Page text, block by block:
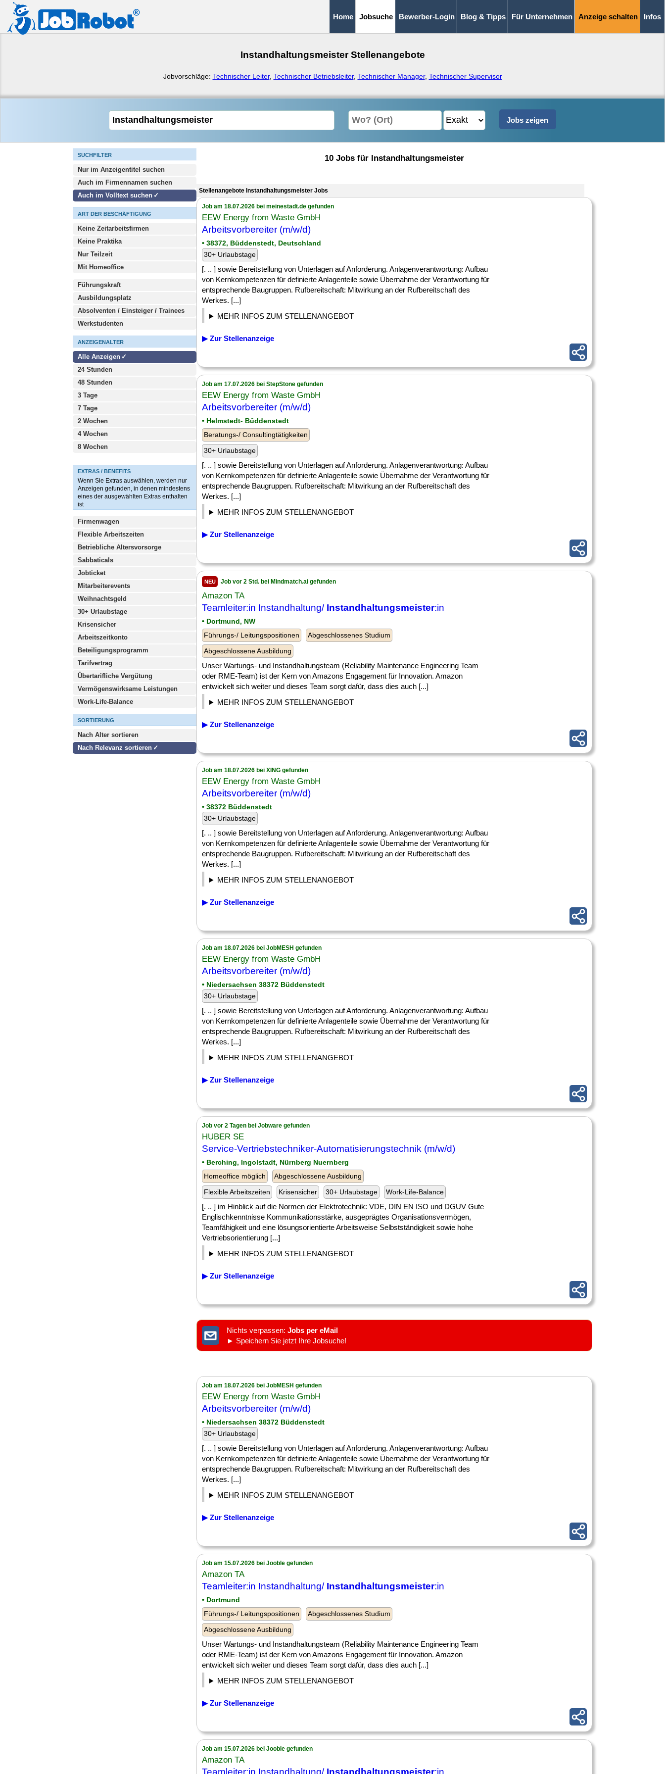
Home Jobsuche Bewerber-Login Blog & Tipps Für Unternehmen Anzeige schalten Infos
Instandhaltungsmeister Stellenangebote
Jobvorschläge: Technischer Leiter, Technischer Betriebsleiter, Technischer Manager, Technischer Supervisor
SUCHFILTER
Nur im Anzeigentitel suchen
Auch im Firmennamen suchen
Auch im Volltext suchen
ART DER BESCHÄFTIGUNG
Keine Zeitarbeitsfirmen
Keine Praktika
Nur Teilzeit
Mit Homeoffice
Führungskraft
Ausbildungsplatz
Absolventen / Einsteiger / Trainees
Werkstudenten
ANZEIGENALTER
Alle Anzeigen
24 Stunden
48 Stunden
3 Tage
7 Tage
2 Wochen
4 Wochen
8 Wochen
EXTRAS / BENEFITS
Wenn Sie Extras auswählen, werden nur
Anzeigen gefunden, in denen mindestens
eines der ausgewählten Extras enthalten
ist
Firmenwagen
Flexible Arbeitszeiten
Betriebliche Altersvorsorge
Sabbaticals
Jobticket
Mitarbeiterevents
Weihnachtsgeld
30+ Urlaubstage
Krisensicher
Arbeitszeitkonto
Beteiligungsprogramm
Tarifvertrag
Übertarifliche Vergütung
Vermögenswirksame Leistungen
Work-Life-Balance
SORTIERUNG
Nach Alter sortieren
Nach Relevanz sortieren
10 Jobs für Instandhaltungsmeister
Stellenangebote Instandhaltungsmeister Jobs
Job am 18.07.2026 bei meinestadt.de gefunden
EEW Energy from Waste GmbH
Arbeitsvorbereiter (m/w/d)
• 38372, Büddenstedt, Deutschland
30+ Urlaubstage
[. .. ] sowie Bereitstellung von Unterlagen auf Anforderung. Anlagenverantwortung: Aufbau
von Kernkompetenzen für definierte Anlagenteile sowie Übernahme der Verantwortung für
entsprechende Baugruppen. Rufbereitschaft: Mitwirkung an der Rufbereitschaft des
Werkes. [...]
MEHR INFOS ZUM STELLENANGEBOT
▶ Zur Stellenanzeige
Job am 17.07.2026 bei StepStone gefunden
EEW Energy from Waste GmbH
Arbeitsvorbereiter (m/w/d)
• Helmstedt- Büddenstedt
Beratungs-/ Consultingtätigkeiten
30+ Urlaubstage
[. .. ] sowie Bereitstellung von Unterlagen auf Anforderung. Anlagenverantwortung: Aufbau
von Kernkompetenzen für definierte Anlagenteile sowie Übernahme der Verantwortung für
entsprechende Baugruppen. Rufbereitschaft: Mitwirkung an der Rufbereitschaft des
Werkes. [...]
MEHR INFOS ZUM STELLENANGEBOT
▶ Zur Stellenanzeige
NEU Job vor 2 Std. bei Mindmatch.ai gefunden
Amazon TA
Teamleiter:in Instandhaltung/ Instandhaltungsmeister:in
• Dortmund, NW
Führungs-/ Leitungspositionen
Abgeschlossenes Studium
Abgeschlossene Ausbildung
Unser Wartungs- und Instandhaltungsteam (Reliability Maintenance Engineering Team
oder RME-Team) ist der Kern von Amazons Engagement für Innovation. Amazon
entwickelt sich weiter und dieses Team sorgt dafür, dass dies auch [...]
MEHR INFOS ZUM STELLENANGEBOT
▶ Zur Stellenanzeige
Job am 18.07.2026 bei XING gefunden
EEW Energy from Waste GmbH
Arbeitsvorbereiter (m/w/d)
• 38372 Büddenstedt
30+ Urlaubstage
[. .. ] sowie Bereitstellung von Unterlagen auf Anforderung. Anlagenverantwortung: Aufbau
von Kernkompetenzen für definierte Anlagenteile sowie Übernahme der Verantwortung für
entsprechende Baugruppen. Rufbereitschaft: Mitwirkung an der Rufbereitschaft des
Werkes. [...]
MEHR INFOS ZUM STELLENANGEBOT
▶ Zur Stellenanzeige
Job am 18.07.2026 bei JobMESH gefunden
EEW Energy from Waste GmbH
Arbeitsvorbereiter (m/w/d)
• Niedersachsen 38372 Büddenstedt
30+ Urlaubstage
[. .. ] sowie Bereitstellung von Unterlagen auf Anforderung. Anlagenverantwortung: Aufbau
von Kernkompetenzen für definierte Anlagenteile sowie Übernahme der Verantwortung für
entsprechende Baugruppen. Rufbereitschaft: Mitwirkung an der Rufbereitschaft des
Werkes. [...]
MEHR INFOS ZUM STELLENANGEBOT
▶ Zur Stellenanzeige
Job vor 2 Tagen bei Jobware gefunden
HUBER SE
Service-Vertriebstechniker-Automatisierungstechnik (m/w/d)
• Berching, Ingolstadt, Nürnberg Nuernberg
Homeoffice möglich
Abgeschlossene Ausbildung
Flexible Arbeitszeiten
Krisensicher 30+ Urlaubstage Work-Life-Balance
[. .. ] im Hinblick auf die Normen der Elektrotechnik: VDE, DIN EN ISO und DGUV Gute
Englischkenntnisse Kommunikationsstärke, ausgeprägtes Organisationsvermögen,
Teamfähigkeit und eine lösungsorientierte Arbeitsweise Selbstständigkeit sowie hohe
Vertriebsorientierung [...]
MEHR INFOS ZUM STELLENANGEBOT
▶ Zur Stellenanzeige
Nichts verpassen: Jobs per eMail
► Speichern Sie jetzt Ihre Jobsuche!
Job am 18.07.2026 bei JobMESH gefunden
EEW Energy from Waste GmbH
Arbeitsvorbereiter (m/w/d)
• Niedersachsen 38372 Büddenstedt
30+ Urlaubstage
[. .. ] sowie Bereitstellung von Unterlagen auf Anforderung. Anlagenverantwortung: Aufbau
von Kernkompetenzen für definierte Anlagenteile sowie Übernahme der Verantwortung für
entsprechende Baugruppen. Rufbereitschaft: Mitwirkung an der Rufbereitschaft des
Werkes. [...]
MEHR INFOS ZUM STELLENANGEBOT
▶ Zur Stellenanzeige
Job am 15.07.2026 bei Jooble gefunden
Amazon TA
Teamleiter:in Instandhaltung/ Instandhaltungsmeister:in
• Dortmund
Führungs-/ Leitungspositionen
Abgeschlossenes Studium
Abgeschlossene Ausbildung
Unser Wartungs- und Instandhaltungsteam (Reliability Maintenance Engineering Team
oder RME-Team) ist der Kern von Amazons Engagement für Innovation. Amazon
entwickelt sich weiter und dieses Team sorgt dafür, dass dies auch [...]
MEHR INFOS ZUM STELLENANGEBOT
▶ Zur Stellenanzeige
Job am 15.07.2026 bei Jooble gefunden
Amazon TA
Teamleiter:in Instandhaltung/ Instandhaltungsmeister:in